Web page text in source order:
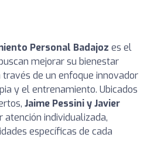
Personal Badajoz es el
mejorar su bienestar
de un enfoque innovador
y el entrenamiento. Ubicados
Jaime Pessini y Javier
atención individualizada,
específicas de cada